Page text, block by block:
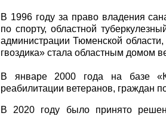
В 1996 году за право владения
по спорту, областной
администрации Тюменской
гвоздика» стала областным домом
В январе 2000 года на базе
реабилитации ветеранов, граждан
В 2020 году было принято